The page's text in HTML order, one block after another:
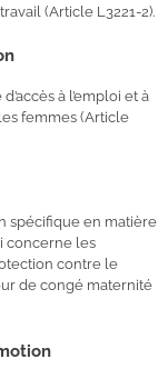
(Article L3221-2).
à l’emploi et à
femmes (Article
spécifique en matière
concerne les
contre le
de congé maternité